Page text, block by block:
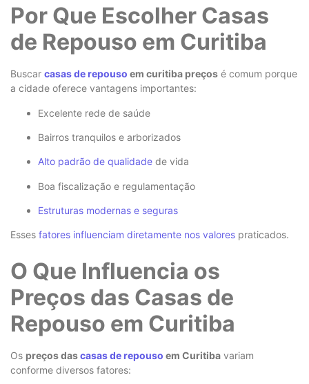
Por Que Escolher Casas
de Repouso em Curitiba
Buscar casas de repouso em curitiba preços é comum porque
a cidade oferece vantagens importantes:
Excelente rede de saúde
Bairros tranquilos e arborizados
Alto padrão de qualidade de vida
Boa fiscalização e regulamentação
Estruturas modernas e seguras
Esses fatores influenciam diretamente nos valores praticados.
O Que Influencia os
Preços das Casas de
Repouso em Curitiba
Os preços dascasas de repouso em Curitiba variam
conforme diversos fatores: